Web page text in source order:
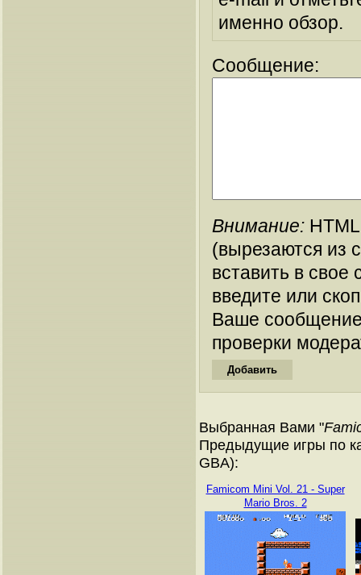
именно обзор.
Сообщение:
Внимание:
(вырезаются из
вставить в
введите или
Ваше
проверки
Выбранная Вами "
Предыдущие игры по
GBA):
Famicom Mini Vol. 21 - Super
Mario Bros. 2